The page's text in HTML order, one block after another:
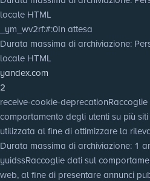
locale HTML
_ym_wv2rf:#:0In attesa
Durata massima di archiviazione:
locale HTML
yandex.com
2
receive-cookie-deprecation
comportamento degli utenti su più
utilizzata al fine di ottimizzare la
Durata massima di archiviazione: 1
yuidssRaccoglie dati sul
web, al fine di presentare annunci